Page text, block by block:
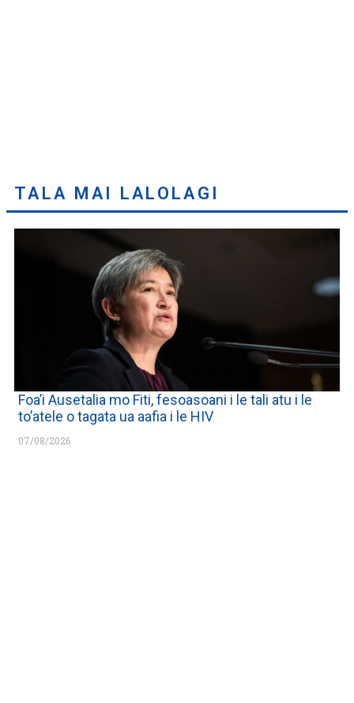
TALA MAI LALOLAGI
Foa’i Ausetalia mo Fiti, fesoasoani i le tali atu i le
to’atele o tagata ua aafia i le HIV
07/08/2026